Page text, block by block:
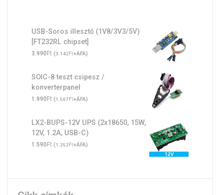
USB-Soros illesztő (1V8/3V3/5V)
[FT232RL chipset]
3.990Ft (3.142Ft+ÁFA)
SOIC-8 teszt csipesz /
konverterpanel
1.990Ft (1.567Ft+ÁFA)
LX2-BUPS-12V UPS (2x18650, 15W,
12V, 1.2A, USB-C)
1.590Ft (1.252Ft+ÁFA)